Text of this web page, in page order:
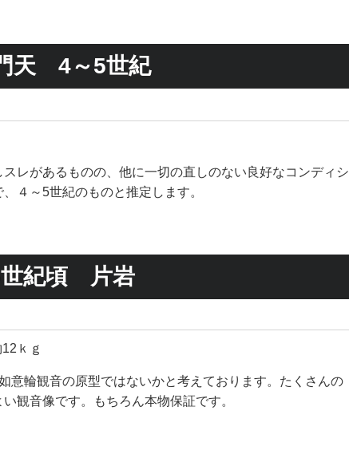
天 4～5世紀
レがあるものの、他に一切の直しのない良好なコンディシ
４～5世紀のものと推定します。
紀頃 片岩
ｋｇ
輪観音の原型ではないかと考えております。たくさんの
観音像です。もちろん本物保証です。